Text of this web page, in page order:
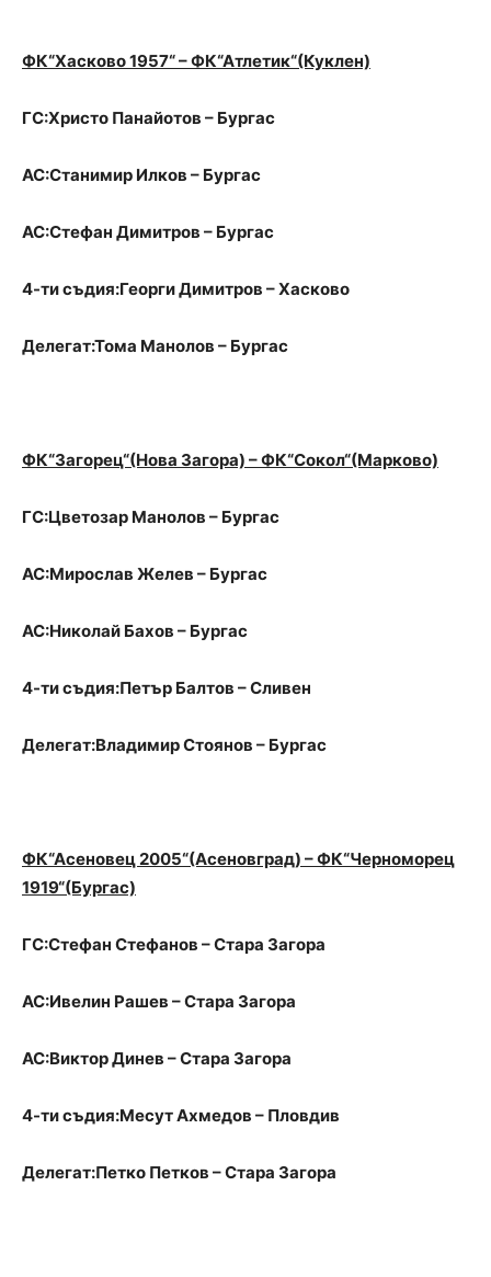
ФК“Хасково 1957“ – ФК“Атлетик“(Куклен)
ГС:Христо Панайотов – Бургас
АС:Станимир Илков – Бургас
АС:Стефан Димитров – Бургас
4-ти съдия:Георги Димитров – Хасково
Делегат:Тома Манолов – Бургас
ФК“Загорец“(Нова Загора) – ФК“Сокол“(Марково)
ГС:Цветозар Манолов – Бургас
АС:Мирослав Желев – Бургас
АС:Николай Бахов – Бургас
4-ти съдия:Петър Балтов – Сливен
Делегат:Владимир Стоянов – Бургас
ФК“Асеновец 2005“(Асеновград) – ФК“Черноморец
1919“(Бургас)
ГС:Стефан Стефанов – Стара Загора
АС:Ивелин Рашев – Стара Загора
АС:Виктор Динев – Стара Загора
4-ти съдия:Месут Ахмедов – Пловдив
Делегат:Петко Петков – Стара Загора